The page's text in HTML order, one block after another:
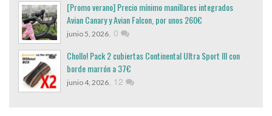
[Promo verano] Precio mínimo manillares integrados
Avian Canary y Avian Falcon, por unos 260€
junio 5, 2026, 0
Chollo! Pack 2 cubiertas Continental Ultra Sport III con
borde marrón a 37€
junio 4, 2026, 12